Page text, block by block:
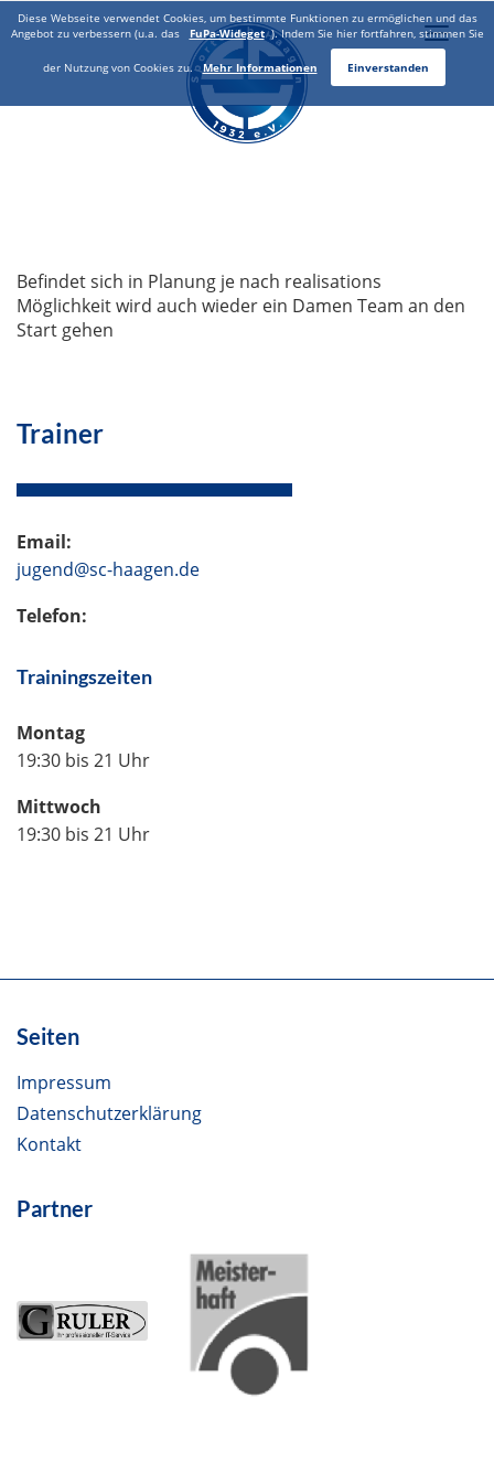
Toggle
Befindet sich in Planung je nach realisations
Möglichkeit wird auch wieder ein Damen Team an den
Start gehen
Trainer
Email:
jugend@sc-haagen.de
Telefon:
Trainingszeiten
Montag
19:30 bis 21 Uhr
Mittwoch
19:30 bis 21 Uhr
Seiten
Impressum
Datenschutzerklärung
Kontakt
Partner
Diese Webseite verwendet Cookies, um bestimmte Funktionen zu ermöglichen und das
Angebot zu verbessern (u.a. das
FuPa-Wideget ). Indem Sie hier fortfahren, stimmen Sie
der Nutzung von Cookies zu. Mehr Informationen Einverstanden